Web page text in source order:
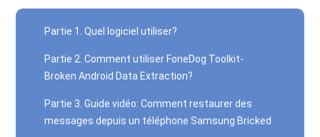
Partie 1. Quel logiciel utiliser?
Partie 2. Comment utiliser FoneDog Toolkit-
Broken Android Data Extraction?
Partie 3. Guide vidéo: Comment restaurer des
messages depuis un téléphone Samsung Bricked